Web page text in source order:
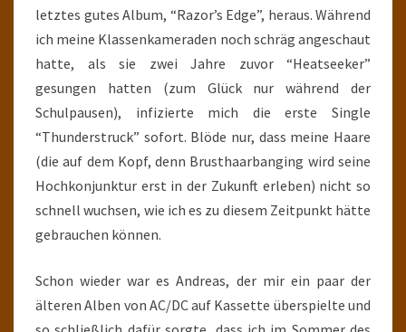
letztes gutes Album, “Razor’s Edge”, heraus. Während
ich meine Klassenkameraden noch schräg angeschaut
hatte, als sie zwei Jahre zuvor “Heatseeker”
gesungen hatten (zum Glück nur während der
Schulpausen), infizierte mich die erste Single
“Thunderstruck” sofort. Blöde nur, dass meine Haare
(die auf dem Kopf, denn Brusthaarbanging wird seine
Hochkonjunktur erst in der Zukunft erleben) nicht so
schnell wuchsen, wie ich es zu diesem Zeitpunkt hätte
gebrauchen können.
Schon wieder war es Andreas, der mir ein paar der
älteren Alben von AC/DC auf Kassette überspielte und